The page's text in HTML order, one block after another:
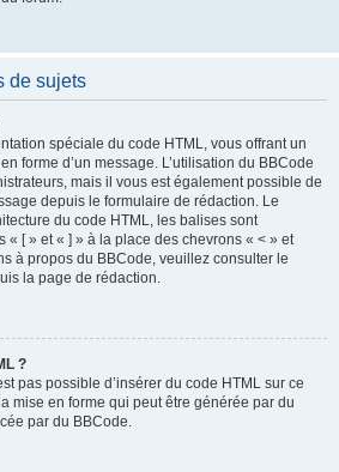
de sujets
spéciale du code HTML, vous offrant un
forme d’un message. L’utilisation du BBCode
mais il vous est également possible de
depuis le formulaire de rédaction. Le
du code HTML, les balises sont
« [ » et « ] » à la place des chevrons « < » et
à propos du BBCode, veuillez consulter le
la page de rédaction.
?
pas possible d’insérer du code HTML sur ce
mise en forme qui peut être générée par du
par du BBCode.